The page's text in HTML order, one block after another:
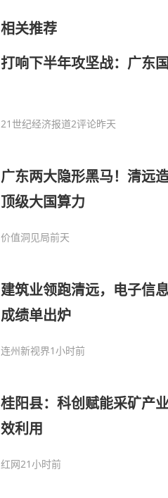
相关推荐
打响下半年攻坚战：广东
21世纪经济报道2评论昨天
广东两大隐形黑马！清远
顶级大国算力
价值洞见局前天
建筑业领跑清远，电子信
成绩单出炉
连州新视界1小时前
桂阳县：科创赋能采矿产
效利用
红网21小时前